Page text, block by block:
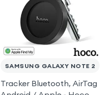
SAMSUNG GALAXY NOTE 2
Tracker Bluetooth, AirTag